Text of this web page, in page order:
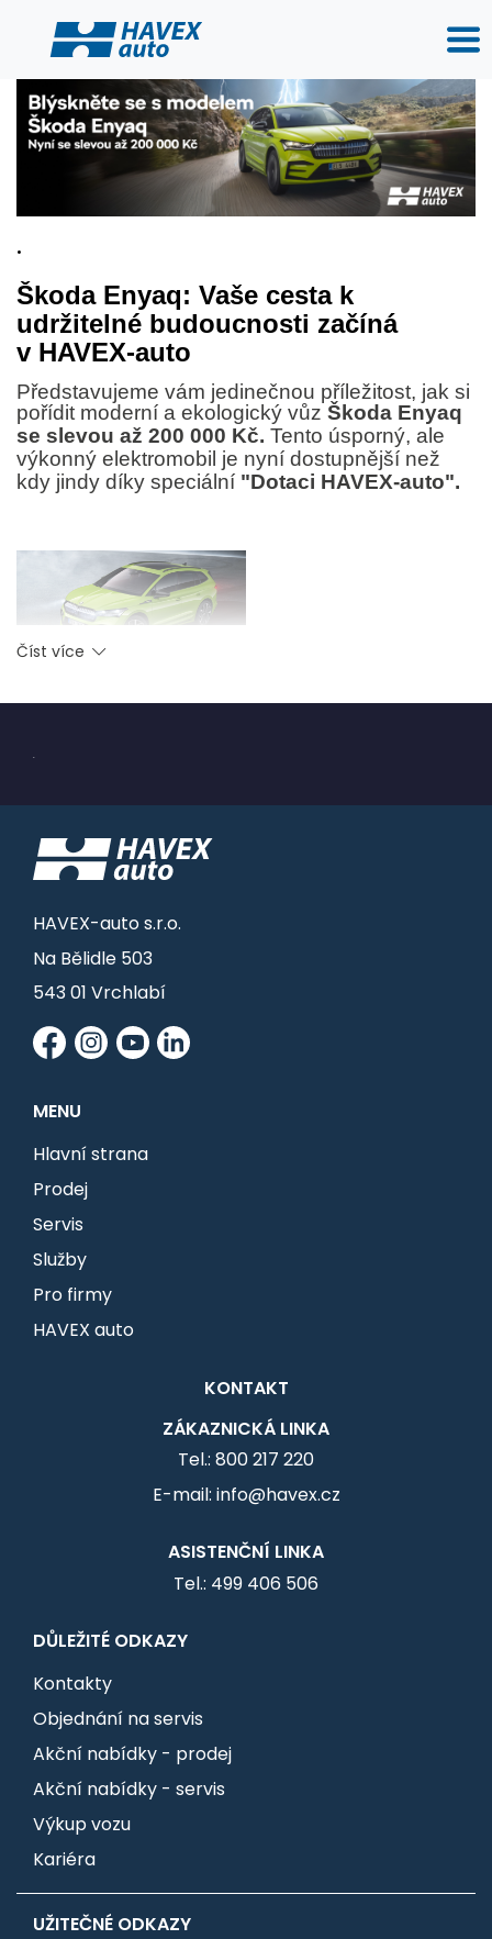
.
Škoda Enyaq: Vaše cesta k
udržitelné budoucnosti začíná
v HAVEX-auto
Představujeme vám jedinečnou příležitost, jak si
pořídit moderní a ekologický vůz Škoda Enyaq
se slevou až 200 000 Kč. Tento úsporný, ale
výkonný elektromobil je nyní dostupnější než
kdy jindy díky speciální "Dotaci HAVEX-auto".
a menší údržbě.
Tichý chod, který zvyšuje komfort jízdy
Podporu ve formě dotací, což usnadňuje
Neváhejte a využijte této nabídky a vydejte se
objevte všechny výhody, které tento výjimečný
elektromobil nabízí.
220 nebo na emailu info@havex.cz.
Číst více
.
HAVEX-auto s.r.o.
Na Bělidle 503
543 01 Vrchlabí
MENU
Hlavní strana
Prodej
Servis
Služby
Pro firmy
HAVEX auto
KONTAKT
ZÁKAZNICKÁ LINKA
Tel.: 800 217 220
E-mail: info@havex.cz
ASISTENČNÍ LINKA
Tel.: 499 406 506
DŮLEŽITÉ ODKAZY
Kontakty
Objednání na servis
Akční nabídky - prodej
Akční nabídky - servis
Výkup vozu
Kariéra
UŽITEČNÉ ODKAZY